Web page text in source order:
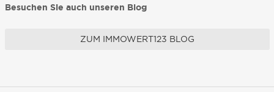
Besuchen Sie auch unseren Blog
ZUM IMMOWERT123 BLOG